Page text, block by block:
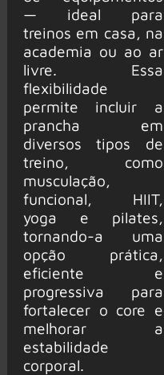
— ideal para
treinos em casa, na
academia ou ao ar
livre. Essa
flexibilidade
permite incluir a
prancha em
diversos tipos de
treino, como
musculação,
funcional, HIIT,
yoga e pilates,
tornando-a uma
opção prática,
eficiente e
progressiva para
fortalecer o core e
melhorar a
estabilidade
corporal.